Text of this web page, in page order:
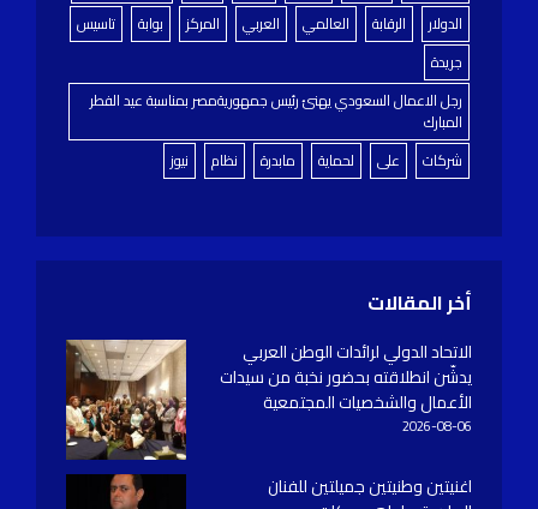
الدولار
الرقابة العالمي العربي المركز بوابة
تاسيس
جريدة
رجل الاعمال السعودي يهنئ رئيس جمهوريةمصر بمناسبة عيد الفطر
المبارك
شركات
على لحماية مابدرة نظام نيوز
أخر المقالات
الاتحاد الدولي لرائدات الوطن العربي
يدشّن انطلاقته بحضور نخبة من سيدات
الأعمال والشخصيات المجتمعية
2026-08-06
اغنيتين وطنيتين جميلتين للفنان